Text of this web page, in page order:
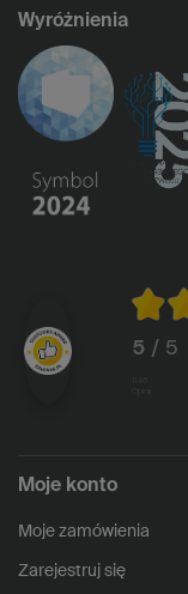
Wyróżnienia
5 / 5
Moje konto
Moje zamówienia
Zarejestruj się